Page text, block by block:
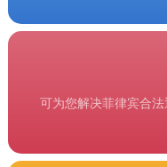
可为您解决菲律宾合